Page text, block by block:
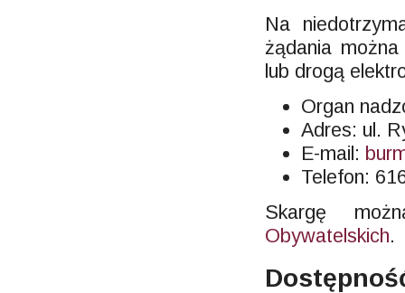
Na
żądania
lub drogą
Organ
Adres: ul.
E-mail:
Telefon:
Skargę
Obywatelskich.